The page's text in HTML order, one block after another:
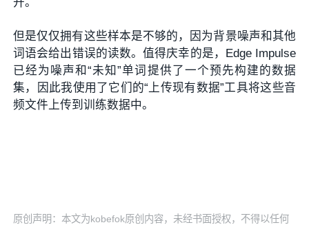
但是仅仅拥有这些样本是不够的，因为背景噪声和其他
词语会给出错误的读数。值得庆幸的是，Edge Impulse
已经为噪声和“未知”单词提供了一个预先构建的数据
集，因此我使用了它们的“上传现有数据”工具将这些音
频文件上传到训练数据中。
原创声明：本文为kobefok原创内容，未经书面授权，不得以任何